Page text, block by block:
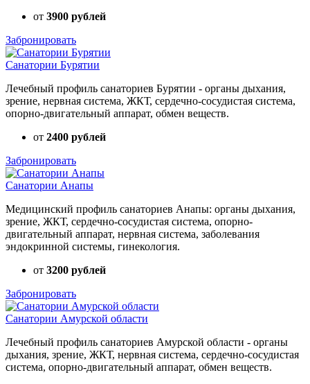
от 3900 рублей
Забронировать
Санатории Бурятии
Лечебный профиль санаториев Бурятии - органы дыхания,
зрение, нервная система, ЖКТ, сердечно-сосудистая система,
опорно-двигательный аппарат, обмен веществ.
от 2400 рублей
Забронировать
Санатории Анапы
Медицинский профиль санаториев Анапы: органы дыхания,
зрение, ЖКТ, сердечно-сосудистая система, опорно-
двигательный аппарат, нервная система, заболевания
эндокринной системы, гинекология.
от 3200 рублей
Забронировать
Санатории Амурской области
Лечебный профиль санаториев Амурской области - органы
дыхания, зрение, ЖКТ, нервная система, сердечно-сосудистая
система, опорно-двигательный аппарат, обмен веществ.